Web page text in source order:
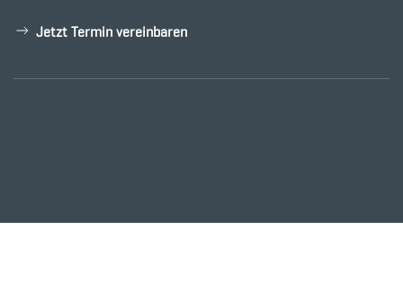
Jetzt Termin vereinbaren